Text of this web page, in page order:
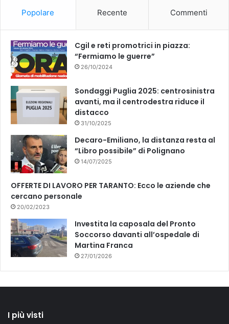
Popolare Recente Commenti
Cgil e reti promotrici in piazza:
“Fermiamo le guerre”
26/10/2024
Sondaggi Puglia 2025: centrosinistra
avanti, ma il centrodestra riduce il
distacco
31/10/2025
Decaro-Emiliano, la distanza resta al
“Libro possibile” di Polignano
14/07/2025
OFFERTE DI LAVORO PER TARANTO: Ecco le aziende che
cercano personale
20/02/2023
Investita la caposala del Pronto
Soccorso davanti all’ospedale di
Martina Franca
27/01/2026
I più visti